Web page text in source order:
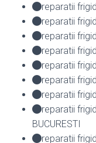
reparatii
reparatii
reparatii
reparatii
reparatii
reparatii
reparatii
reparatii
BUCURESTI
reparatii